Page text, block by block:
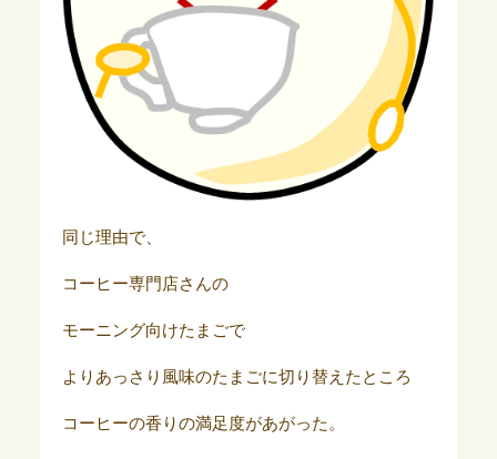
同じ理由で、
コーヒー専門店さんの
モーニング向けたまごで
よりあっさり風味のたまごに切り替えたところ
コーヒーの香りの満足度があがった。